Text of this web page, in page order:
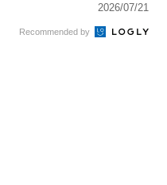
2026/07/21
Recommended by